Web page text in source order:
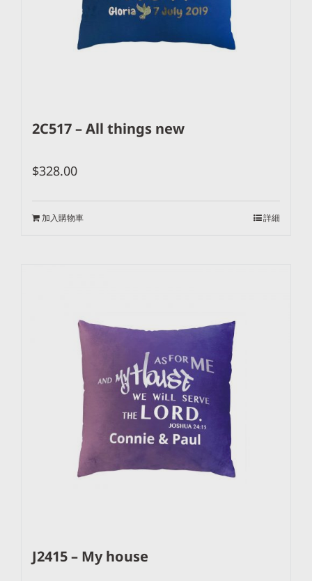
2C517 – All things new
$328.00
加入購物車 詳細
J2415 – My house